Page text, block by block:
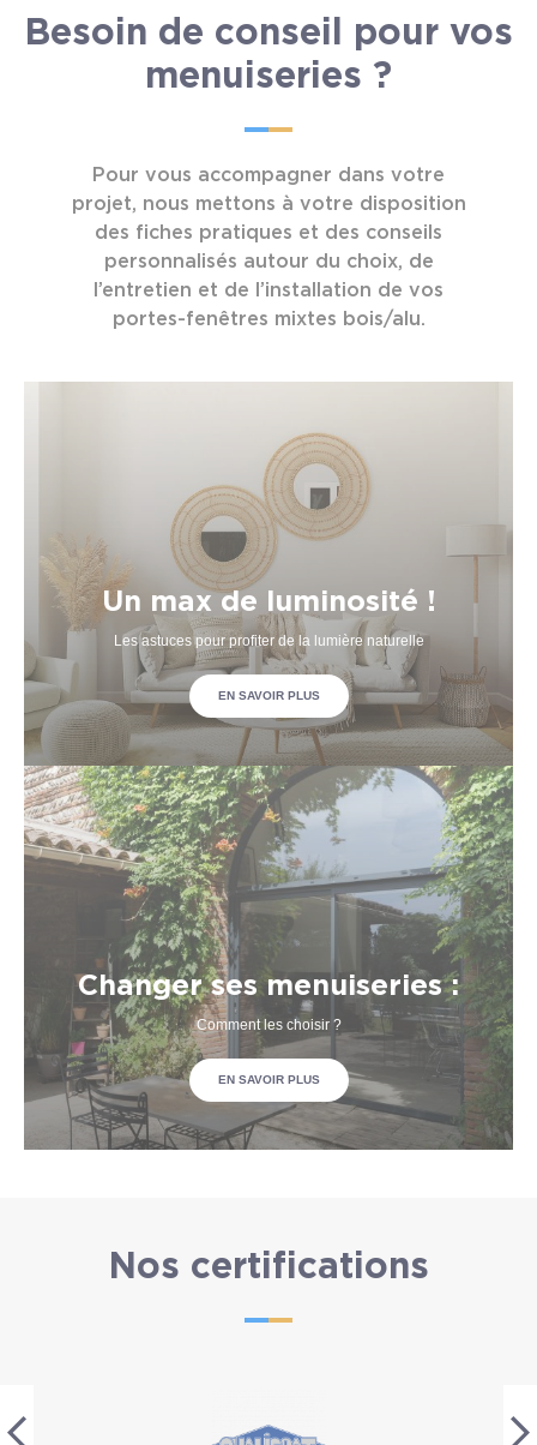
Besoin de conseil pour vos
menuiseries ?
Pour vous accompagner dans votre
projet, nous mettons à votre disposition
des fiches pratiques et des conseils
personnalisés autour du choix, de
l’entretien et de l’installation de vos
portes-fenêtres mixtes bois/alu.
Un max de luminosité !
Les astuces pour profiter de la lumière naturelle
EN SAVOIR PLUS
Changer ses menuiseries :
Comment les choisir ?
EN SAVOIR PLUS
Nos certifications